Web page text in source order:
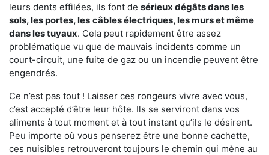
leurs dents effilées, ils font de sérieux dégâts dans les
sols, les portes, les câbles électriques, les murs et même
dans les tuyaux. Cela peut rapidement être assez
problématique vu que de mauvais incidents comme un
court-circuit, une fuite de gaz ou un incendie peuvent être
engendrés.
Ce n’est pas tout ! Laisser ces rongeurs vivre avec vous,
c’est accepté d’être leur hôte. Ils se serviront dans vos
aliments à tout moment et à tout instant qu’ils le désirent.
Peu importe où vous penserez être une bonne cachette,
ces nuisibles retrouveront toujours le chemin qui mène au